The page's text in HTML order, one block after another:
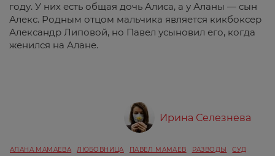
году. У них есть общая дочь Алиса, а у Аланы — сын
Алекс. Родным отцом мальчика является кикбоксер
Александр Липовой, но Павел усыновил его, когда
женился на Алане.
Ирина Селезнева
АЛАНА МАМАЕВА ЛЮБОВНИЦА ПАВЕЛ МАМАЕВ РАЗВОДЫ СУД